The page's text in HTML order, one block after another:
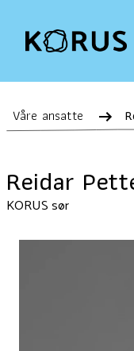
Våre ansatte
Reidar
KORUS sør